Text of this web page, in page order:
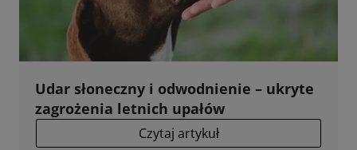
Udar słoneczny i odwodnienie – ukryte
zagrożenia letnich upałów
Czytaj artykuł